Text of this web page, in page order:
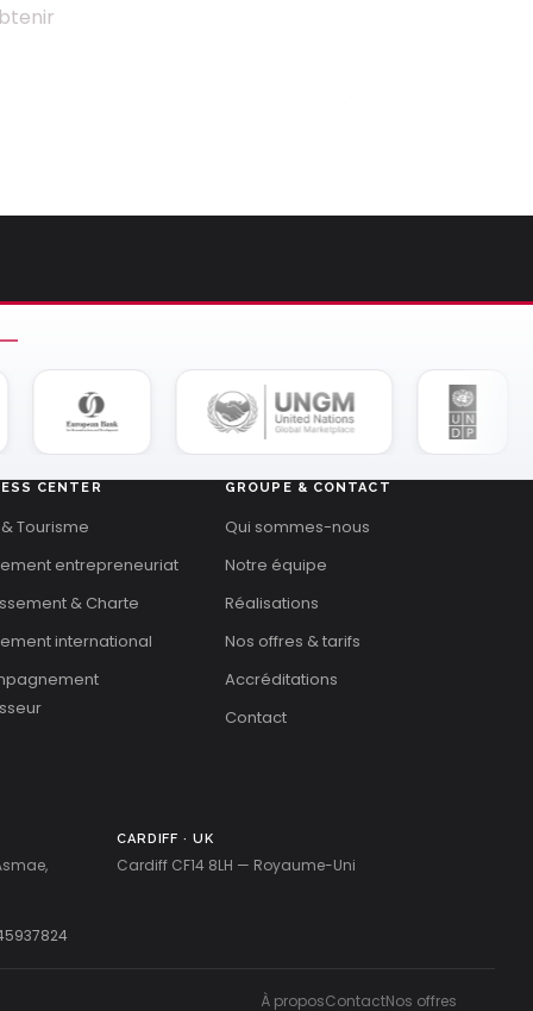
CENTER
Tourisme
entrepreneuriat
& Charte
international
GROUPE & CONTACT
Qui sommes-nous
Notre équipe
Réalisations
Nos offres & tarifs
Accréditations
Contact
CARDIFF · UK
Cardiff CF14 8LH — Royaume-Uni
À proposContactNos offres